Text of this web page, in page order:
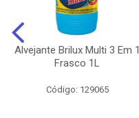
Alvejante Brilux Multi 3 Em 1
Frasco 1L
Código: 129065